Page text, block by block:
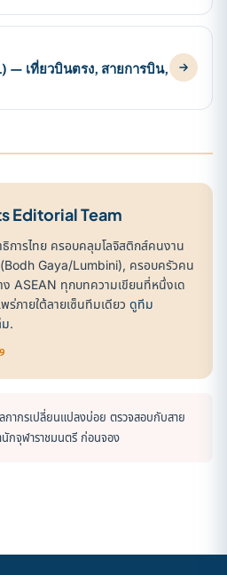
— เที่ยวบินตรง, สายการบิน,
Editorial Team
การไทย ครอบคลุมโลจิสติกส์คนงาน
Gaya/Lumbini), ครอบครัวคน
ง ASEAN ทุกบทความเขียนที่หนึ่งเด
ภายใต้ลายเซ็นทีมเดียว ดูทีม
.
กากรเปลี่ยนแปลงบ่อย ตรวจสอบกับสาย
กจุฬาราชมนตรี ก่อนจอง